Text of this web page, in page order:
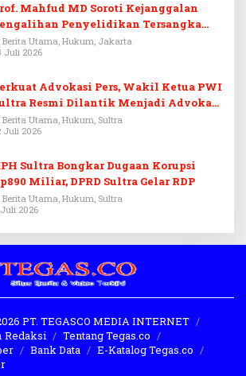
Mahfud MD Soroti Kejanggalan
Penyelidikan Tersangka
Adriansyah
Berita Utama, Hukum, Jakarta
Juli 2026
Advokasi Pers, Wakil Ketua PWI
Resmi Dilantik Menjadi Advokat
Berita Utama, Hukum, Sultra
Juli 2026
Sultra Bongkar Dugaan Korupsi
Miliar, DPRD Sultra Gelar RDP
Berita Utama, Hukum, Sultra
2026
PT. TEGASCO MEDIA INTERNET
Redaksi
Tentang Tegas.co
Bank Data
E-Katalog Tegas.co